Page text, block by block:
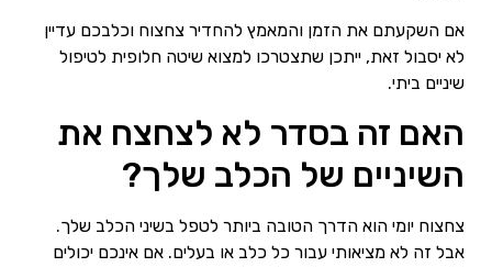
אם השקעתם את הזמן והמאמץ להחדיר צחצוח וכלבכם עדיין
לא יסבול זאת, ייתכן שתצטרכו למצוא שיטה חלופית לטיפול
שיניים ביתי.
האם זה בסדר לא לצחצח את
השיניים של הכלב שלך?
צחצוח יומי הוא הדרך הטובה ביותר לטפל בשיני הכלב שלך.
אבל זה לא מציאותי עבור כל כלב או בעלים. אם אינכם יכולים